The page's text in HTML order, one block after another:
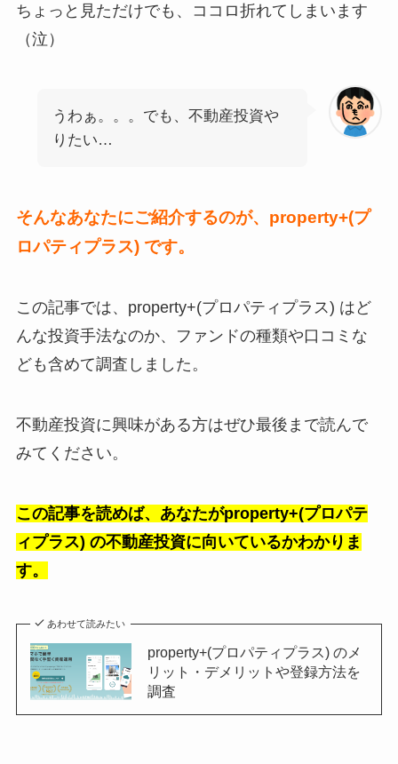
ちょっと見ただけでも、ココロ折れてしまいます
（泣）
うわぁ。。。でも、不動産投資や
りたい…
そんなあなたにご紹介するのが、property+(プ
ロパティプラス) です。
この記事では、property+(プロパティプラス) はど
んな投資手法なのか、ファンドの種類や口コミな
ども含めて調査しました。
不動産投資に興味がある方はぜひ最後まで読んで
みてください。
この記事を読めば、あなたがproperty+(プロパテ
ィプラス) の不動産投資に向いているかわかりま
す。
あわせて読みたい
property+(プロパティプラス) のメ
リット・デメリットや登録方法を
調査